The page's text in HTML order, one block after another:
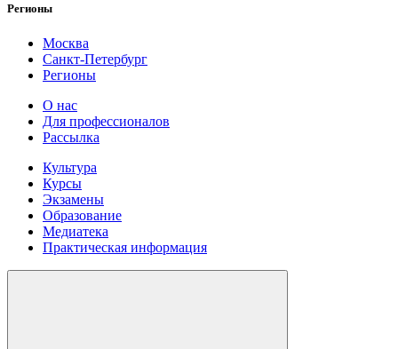
Регионы
Москва
Санкт-Петербург
Регионы
О нас
Для профессионалов
Рассылка
Культура
Курсы
Экзамены
Образование
Медиатека
Практическая информация